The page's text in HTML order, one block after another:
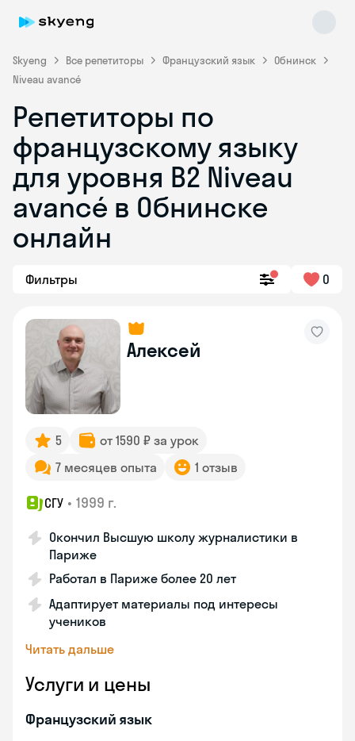
Skyeng Все репетиторы Французский язык
Обнинск
Niveau avancé
Репетиторы по
французскому языку
для уровня B2 Niveau
avancé в Обнинске
онлайн
Фильтры 0
Алексей
5
от 1590 ₽ за урок
7 месяцев опыта
1 отзыв
СГУ • 1999 г.
Окончил Высшую школу журналистики в
Париже
Работал в Париже более 20 лет
Адаптирует материалы под интересы
учеников
Читать дальше
Услуги и цены
Французский язык
Skyeng Chat